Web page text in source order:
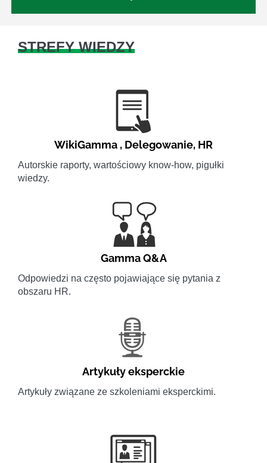
STREFY WIEDZY
WikiGamma , Delegowanie, HR
Autorskie raporty, wartościowy know-how, pigułki
wiedzy.
Gamma Q&A
Odpowiedzi na często pojawiające się pytania z
obszaru HR.
Artykuły eksperckie
Artykuły związane ze szkoleniami eksperckimi.